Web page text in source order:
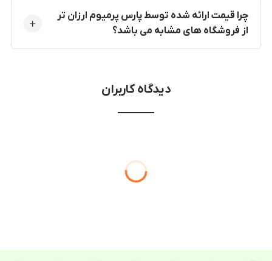
چرا قیمت ارائه شده توسط پارس پرمیوم ارزان تر
از فروشگاه های مشابه می باشد؟
دیدگاه کاربران